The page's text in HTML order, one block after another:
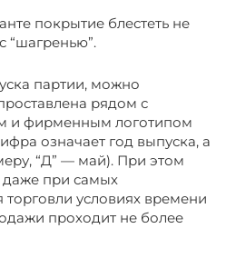
покрытие блестеть не
“шагренью”.
партии, можно
рядом с
и фирменным логотипом
означает год выпуска, а
“Д” — май). При этом
даже при самых
условиях времени
проходит не более